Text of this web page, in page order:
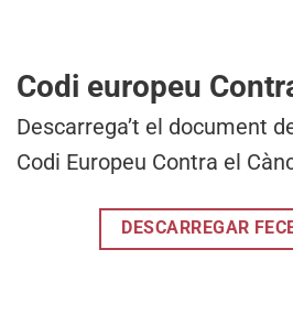
Codi europeu
Descarrega’t el document
Codi Europeu Contra el
DESCARREGAR